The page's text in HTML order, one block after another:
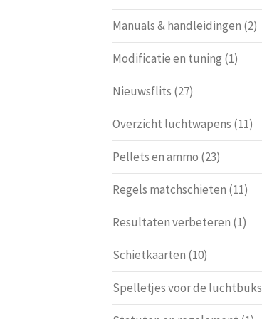
Manuals & handleidingen (2)
Modificatie en tuning (1)
Nieuwsflits (27)
Overzicht luchtwapens (11)
Pellets en ammo (23)
Regels matchschieten (11)
Resultaten verbeteren (1)
Schietkaarten (10)
Spelletjes voor de luchtbuks